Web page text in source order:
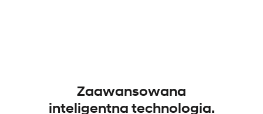
Zaawansowana
inteligentna technologia.